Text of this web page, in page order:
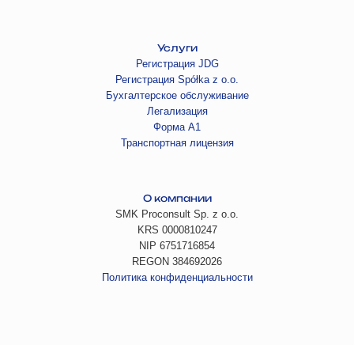
Услуги
Регистрация JDG
Регистрация Spółka z o.o.
Бухгалтерское обслуживание
Легализация
Форма А1
Транспортная лицензия
О компании
SMK Proconsult Sp. z o.o.
KRS 0000810247
NIP 6751716854
REGON 384692026
Политика конфиденциальности